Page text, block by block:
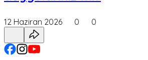
12 Haziran 2026 0 0